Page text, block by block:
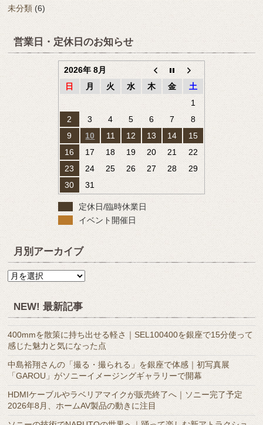
未分類(6)
営業日・定休日のお知らせ
2026年 8月
日
月 火 水 木 金
土
1
2
3 4 5 6 7
8
9
10 11 12 13 14
15
16
17 18 19 20 21
22
23
24 25 26 27 28
29
30
31
定休日/臨時休業日
イベント開催日
月別アーカイブ
月
ー
カ
イ
ブ
NEW! 最新記事
400mmを散策に持ち出せる軽さ｜SEL100400を銀座で15分使って
感じた魅力と気になった点
中島裕翔さんの「撮る・撮られる」を銀座で体感｜初写真展
「GAROU」がソニーイメージングギャラリーで開幕
HDMIケーブルやラベリアマイクが販売終了へ｜ソニー完了予定
2026年8月、ホームAV製品の動きに注目